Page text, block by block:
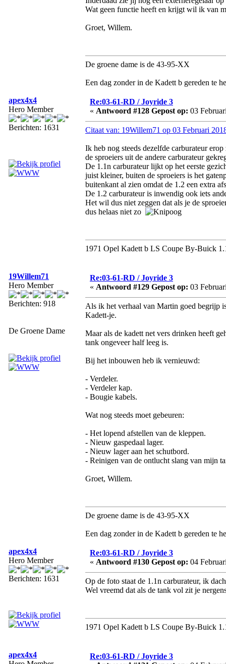
Wat geen functie heeft en krijgt wil ik van
Groet, Willem.
De groene dame is de 43-95-XX
Een dag zonder in de Kadett b gereden te
apex4x4
Hero Member
Berichten: 1631
Re:03-61-RD / Joyride 3
« Antwoord #128 Gepost op: 03
Citaat van: 19Willem71 op 03 Februari
Ik heb nog steeds dezelfde carburateur
de sproeiers uit de andere carburateur
De 1.1n carburateur lijkt op het eerste
juist kleiner, buiten de sproeiers is het
buitenkant al zien omdat de 1.2 een extra
De 1.2 carburateur is inwendig ook iets
Het wil dus niet zeggen dat als je de
dus helaas niet zo
1971 Opel Kadett b LS Coupe By-Buick
19Willem71
Hero Member
Berichten: 918
De Groene Dame
Re:03-61-RD / Joyride 3
« Antwoord #129 Gepost op: 03
Als ik het verhaal van Martin goed begrijp
Kadett-je.
Maar als de kadett net vers drinken heeft
tank ongeveer half leeg is.
Bij het inbouwen heb ik vernieuwd:
- Verdeler.
- Verdeler kap.
- Bougie kabels.
Wat nog steeds moet gebeuren:
- Het lopend afstellen van de kleppen.
- Nieuw gaspedaal lager.
- Nieuw lager aan het schutbord.
- Reinigen van de ontlucht slang van mijn
Groet, Willem.
De groene dame is de 43-95-XX
Een dag zonder in de Kadett b gereden te
apex4x4
Hero Member
Berichten: 1631
Re:03-61-RD / Joyride 3
« Antwoord #130 Gepost op: 04
Op de foto staat de 1.1n carburateur, ik
Wel vreemd dat als de tank vol zit je
1971 Opel Kadett b LS Coupe By-Buick
apex4x4
Re:03-61-RD / Joyride 3